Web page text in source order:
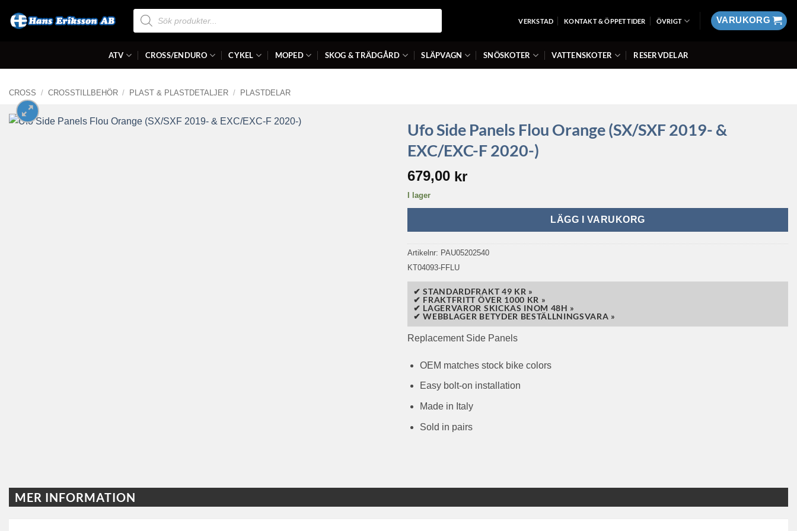
Produktsökning
VERKSTAD KONTAKT & ÖPPETTIDER ÖVRIGT VARUKORG
ATV CROSS/ENDURO CYKEL MOPED SKOG & TRÄDGÅRD SLÄPVAGN SNÖSKOTER VATTENSKOTER RESERVDELAR
CROSS / CROSSTILLBEHÖR / PLAST & PLASTDETALJER / PLASTDELAR
Ufo Side Panels Flou Orange (SX/SXF 2019- &
EXC/EXC-F 2020-)
679,00 kr
I lager
LÄGG I VARUKORG
Artikelnr: PAU05202540
KT04093-FFLU
✔ STANDARDFRAKT 49 KR »
✔ FRAKTFRITT ÖVER 1000 KR »
✔ LAGERVAROR SKICKAS INOM 48H »
✔ WEBBLAGER BETYDER BESTÄLLNINGSVARA »
Replacement Side Panels
OEM matches stock bike colors
Easy bolt-on installation
Made in Italy
Sold in pairs
MER INFORMATION